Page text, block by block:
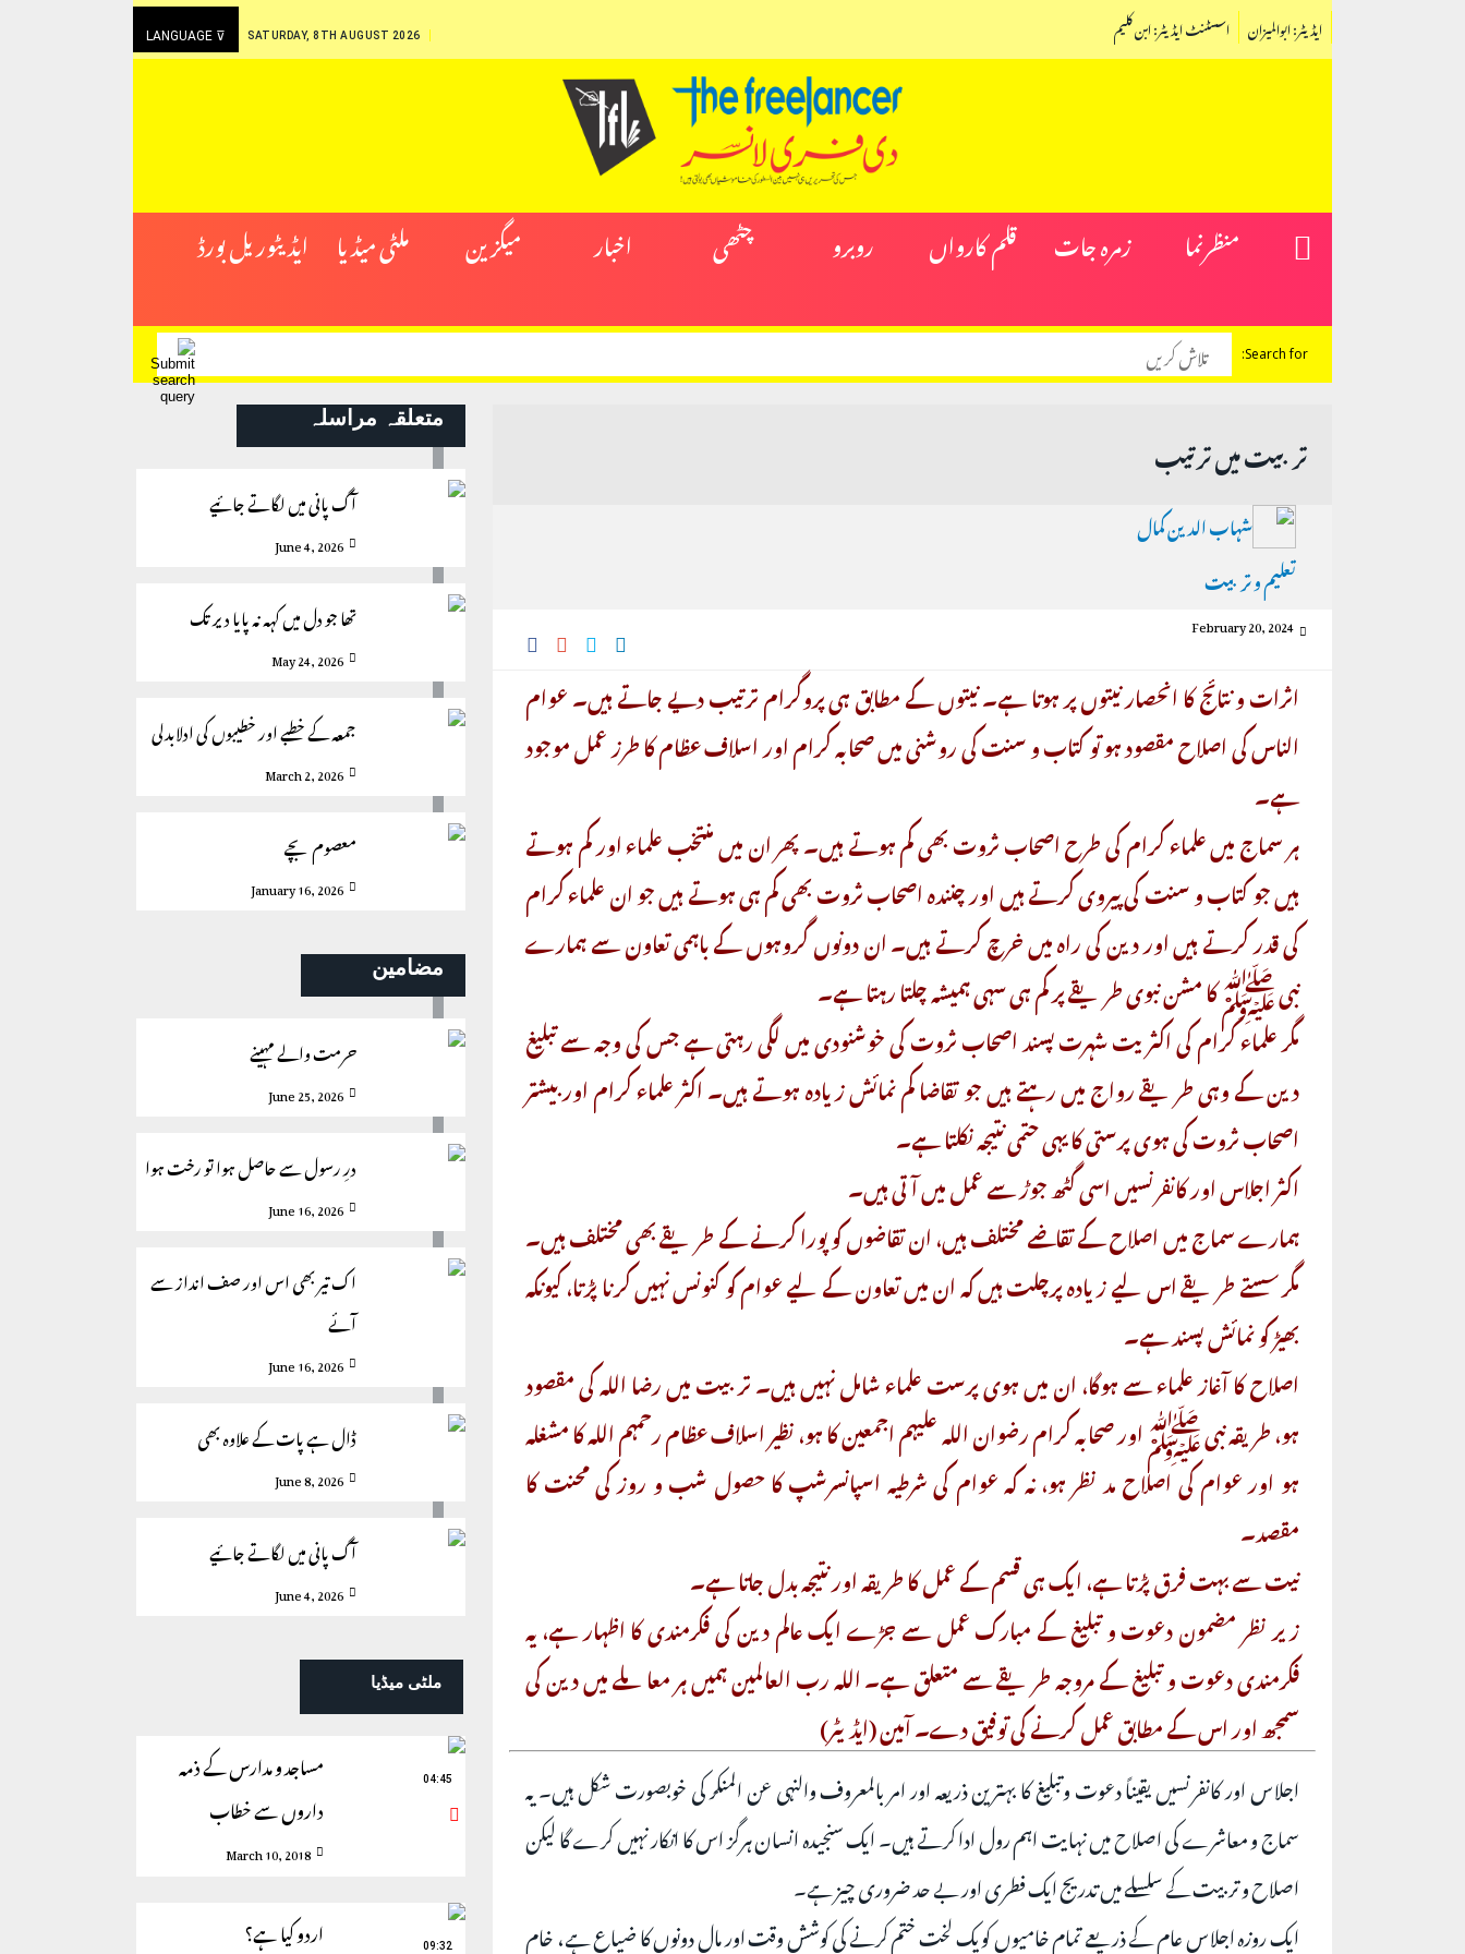
LANGUAGE ⊽ SATURDAY, 8TH AUGUST 2026 اسسٹنٹ ایڈیٹر: ابن کلیم ایڈیٹر: ابوالمیزان
منظرنما زمرہ جات قلم کارواں روبرو چٹھی اخبار میگزین ملٹی میڈیا ایڈیٹوریل بورڈ
Search for:
تربیت میں ترتیب
شہاب الدین کمال
تعلیم و تربیت
February 20, 2024
اثرات و نتائج کا انحصار نیتوں پر ہوتا ہے۔ نیتوں کے مطابقہی پروگرام ترتیب دیے جاتے ہیں۔ عوام
الناس کی اصلاح مقصود ہو تو کتاب و سنت کی روشنی میں صحابہ کرام اور اسلاف عظام کا طرز عمل موجود
ہے۔
ہر سماج میں علماء کرام کی طرح اصحاب ثروت بھی کم ہوتے ہیں۔ پھر ان میں منتخب علماء اور کم ہوتے
ہیں جو کتاب و سنت کی پیروی کرتے ہیں اور چنندہ اصحاب ثروت بھی کم ہی ہوتے ہیں جو ان علماء کرام
کی قدر کرتے ہیں اور دین کی راہ میں خرچ کرتے ہیں۔ ان دونوں گروہوں کے باہمی تعاون سے ہمارے
نبی ﷺ کا مشن نبوی طریقے پر کم ہی سہی ہمیشہ چلتا رہتا ہے۔
مگر علماء کرام کی اکثریت شہرت پسند اصحاب ثروت کی خوشنودی میں لگی رہتی ہے جس کی وجہ سے تبلیغ
دین کے وہی طریقے رواج میں رہتے ہیں جو تقاضا کم نمائش زیادہ ہوتے ہیں۔ اکثر علماء کرام اور بیشتر
اصحاب ثروت کی ہوی پرستی کا یہی حتمی نتیجہ نکلتا ہے۔
اکثر اجلاس اور کانفرنسیں اسی گٹھ جوڑ سے عمل میں آتی ہیں۔
ہمارے سماج میں اصلاح کے تقاضے مختلف ہیں، ان تقاضوں کو پورا کرنے کے طریقے بھی مختلف ہیں۔
مگر سستے طریقے اس لیے زیادہ پرچلت ہیں کہ ان میں تعاون کے لیے عوام کو کنونس نہیں کرنا پڑتا، کیونکہ
بھیڑ کو نمائش پسند ہے۔
اصلاح کا آغاز علماء سے ہوگا، ان میں ہوی پرست علماء شامل نہیں ہیں۔ تربیت میں رضا اللہ کی مقصود
ہو، طریقہ نبی ﷺ اور صحابہ کرام رضوان اللہ علیہم اجمعین کا ہو، نظیر اسلاف عظام رحمہم اللہ کا مشغلہ
ہو اور عوام کی اصلاح مد نظر ہو، نہ کہ عوام کی شرطیہ اسپانسرشپ کا حصول شب و روز کی محنت کا
مقصد۔
نیت سے بہت فرق پڑتا ہے، ایک ہی قسم کے عمل کا طریقہ اور نتیجہ بدل جاتا ہے۔
زیر نظر مضمون دعوت و تبلیغ کے مبارک عمل سے جڑے ایک عالم دین کی فکرمندی کا اظہار ہے، یہ
فکرمندی دعوت و تبلیغ کے مروجہ طریقے سے متعلق ہے۔ اللہ رب العالمین ہمیں ہر معاملے میں دین کی
سمجھ اور اس کے مطابق عمل کرنے کی توفیق دے۔ آمین (ایڈیٹر)
اجلاس اور کانفرنسیں یقیناً دعوت وتبلیغ کا بہترین ذریعہ اور امر بالمعروف والنہی عن المنکر کی خوبصورت شکل ہیں۔ یہ
سماج و معاشرے کی اصلاح میں نہایت اہم رول ادا کرتے ہیں۔ ایک سنجیدہ انسان ہرگز اس کا انکار نہیں کرے گا لیکن
اصلاح و تربیت کے سلسلے میں تدریج ایک فطری اور بے حد ضروری چیز ہے۔
ایک روزہ اجلاس عام کے ذریعے تمام خامیوں کو یک لخت ختم کرنے کی کوشش وقت اور مال دونوں کا ضیاع ہے، خام
متعلقہ مراسلہ
آگ پانی میں لگاتے جائیے
June 4, 2026
تھا جو دل میں کہہ نہ پایا دیر تک
May 24, 2026
جمعہ کے خطبے اور خطیبوں کی ادلابدلی
March 2, 2026
معصوم بچے
January 16, 2026
مضامین
حرمت والے مہینے
June 25, 2026
درِ رسول سے حاصل ہوا تو رخت ہوا
June 16, 2026
اک تیر بھی اس اور صف انداز سے
آئے
June 16, 2026
ڈال ہے پات کے علاوہ بھی
June 8, 2026
آگ پانی میں لگاتے جائیے
June 4, 2026
ملٹی میڈیا
مساجد و مدارس کے ذمہ
داروں سے خطاب
March 10, 2018
04:45
اردو کیا ہے؟ 09:32